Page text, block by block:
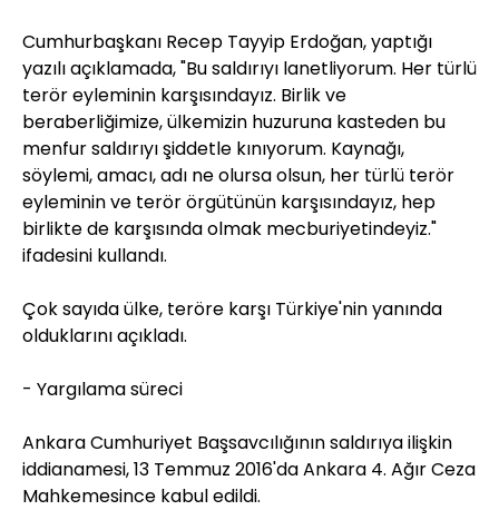
Cumhurbaşkanı Recep Tayyip Erdoğan, yaptığı
yazılı açıklamada, "Bu saldırıyı lanetliyorum. Her türlü
terör eyleminin karşısındayız. Birlik ve
beraberliğimize, ülkemizin huzuruna kasteden bu
menfur saldırıyı şiddetle kınıyorum. Kaynağı,
söylemi, amacı, adı ne olursa olsun, her türlü terör
eyleminin ve terör örgütünün karşısındayız, hep
birlikte de karşısında olmak mecburiyetindeyiz."
ifadesini kullandı.
Çok sayıda ülke, teröre karşı Türkiye'nin yanında
olduklarını açıkladı.
- Yargılama süreci
Ankara Cumhuriyet Başsavcılığının saldırıya ilişkin
iddianamesi, 13 Temmuz 2016'da Ankara 4. Ağır Ceza
Mahkemesince kabul edildi.